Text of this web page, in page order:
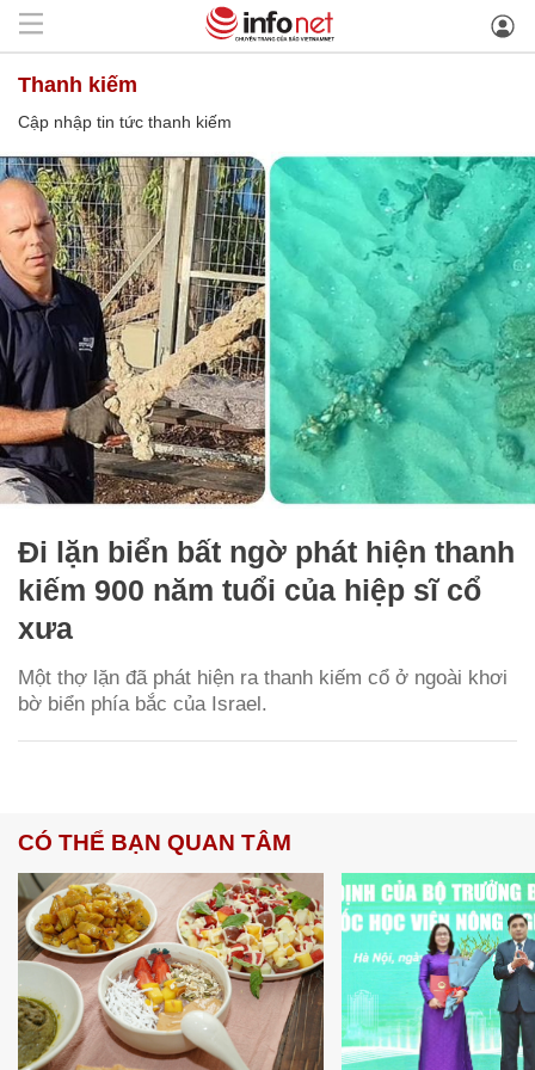
thanh kiếm
Cập nhập tin tức thanh kiếm
Đi lặn biển bất ngờ phát hiện thanh
kiếm 900 năm tuổi của hiệp sĩ cổ
xưa
Một thợ lặn đã phát hiện ra thanh kiếm cổ ở ngoài khơi
bờ biển phía bắc của Israel.
CÓ THỂ BẠN QUAN TÂM